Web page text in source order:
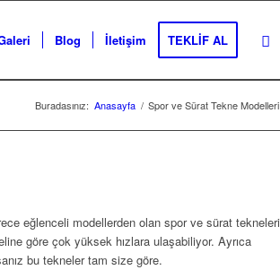
Blog İletişim TEKLİF AL
Buradasınız: Anasayfa / Spor ve Sürat Tekne Modelleri
eğlenceli modellerden olan spor ve sürat tekneleri
göre çok yüksek hızlara ulaşabiliyor. Ayrıca
bu tekneler tam size göre.